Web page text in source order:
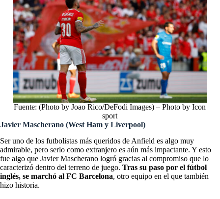
Fuente: (Photo by Joao Rico/DeFodi Images) – Photo by Icon
sport
Javier Mascherano (West Ham y Liverpool)
Ser uno de los futbolistas más queridos de Anfield es algo muy
admirable, pero serlo como extranjero es aún más impactante. Y esto
fue algo que Javier Mascherano logró gracias al compromiso que lo
caracterizó dentro del terreno de juego. Tras su paso por el fútbol
inglés, se marchó al FC Barcelona, otro equipo en el que también
hizo historia.